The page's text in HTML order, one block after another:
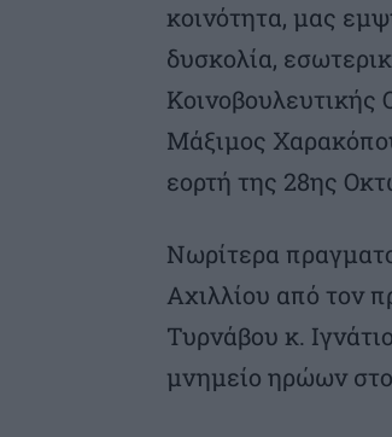
κοινότητα, μας
δυσκολία,
Μάξιμος
εορτή της 28ης
Νωρίτερα
Αχιλλίου από τον
Τυρνάβου κ.
μνημείο ηρώων